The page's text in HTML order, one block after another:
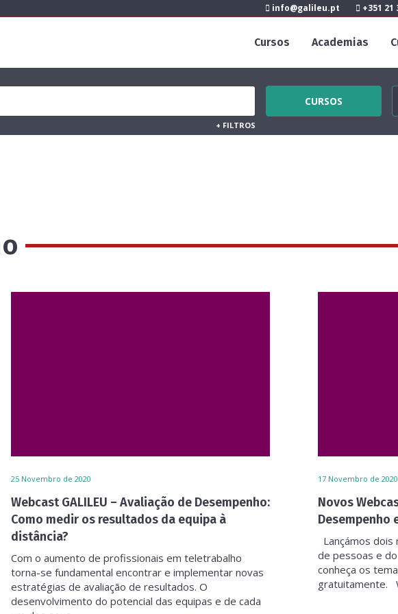
info@galileu.pt +351 21
Cursos Academias
CURSOS
+ FILTROS
25 Novembro de 2020
Webcast GALILEU – Avaliação de Desempenho:
Como medir os resultados da equipa à
distância?
Com o aumento de profissionais em teletrabalho
torna-se fundamental encontrar e implementar novas
estratégias de avaliação de resultados. O
desenvolvimento do potencial das equipas e de cada
17 Novembro de 2020
Novos
Desempenho
Lançámos
de pessoas e
conheça os
gratuitamente.